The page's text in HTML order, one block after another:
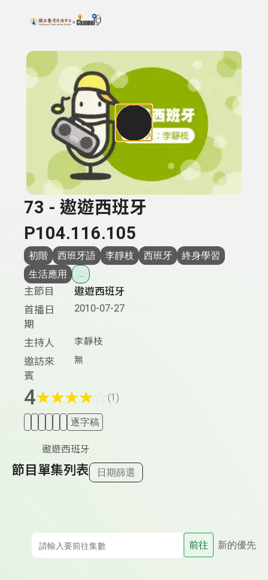
上方功能區塊
搜尋關鍵字：可輸入節目名稱、主持人或關鍵字
73 - 遨遊西班牙
P104.116.105
初階 西班牙語 李靜枝 西班牙
終身學習
生活應用
...
主節目
遨遊西班牙
首播日
期
2010-07-27
主持人 李靜枝
邀訪來
賓
無
4★★★★ (1)
逐字稿
遨遊西班牙
節目單集列表 日期篩選
前往 新的優先